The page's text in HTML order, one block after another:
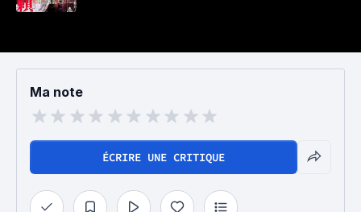
Ma note
ÉCRIRE UNE CRITIQUE